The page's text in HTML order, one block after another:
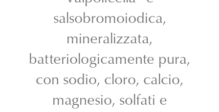
salsobromoiodica,
mineralizzata,
batteriologicamente pura,
con sodio, cloro, calcio,
magnesio, solfati e